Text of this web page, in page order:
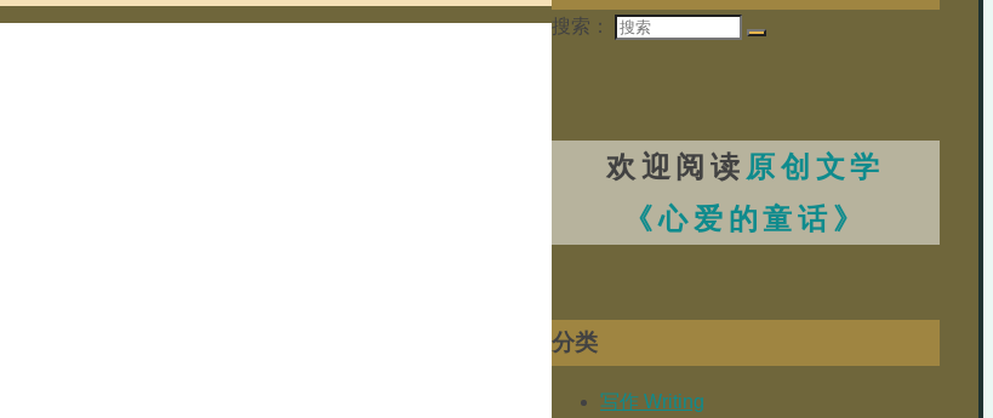
搜索：
欢迎阅读 原创文学
《心爱的童话》
分类
写作 Writing